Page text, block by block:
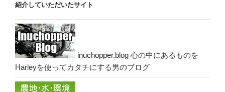
紹介していただいたサイト
inuchopper.blog 心の中にあるものを
Harleyを使ってカタチにする男のブログ